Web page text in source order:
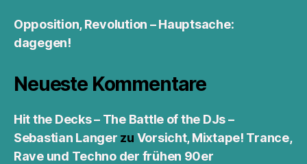
Opposition, Revolution – Hauptsache:
dagegen!
Neueste Kommentare
Hit the Decks – The Battle of the DJs –
Sebastian Langer zu Vorsicht, Mixtape! Trance,
Rave und Techno der frühen 90er